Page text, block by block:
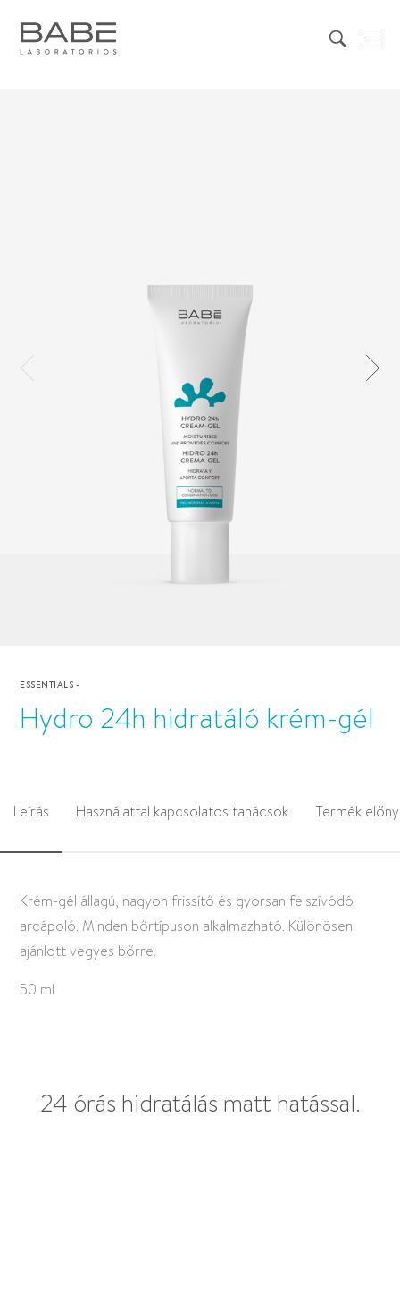
ESSENTIALS -
Hydro 24h hidratáló krém-gél
Leírás Használattal kapcsolatos tanácsok Termék
Krém-gél állagú, nagyon frissítő és gyorsan felszívódó
arcápoló. Minden bőrtípuson alkalmazható. Különösen
ajánlott vegyes bőrre.
50 ml
24 órás hidratálás matt hatással.